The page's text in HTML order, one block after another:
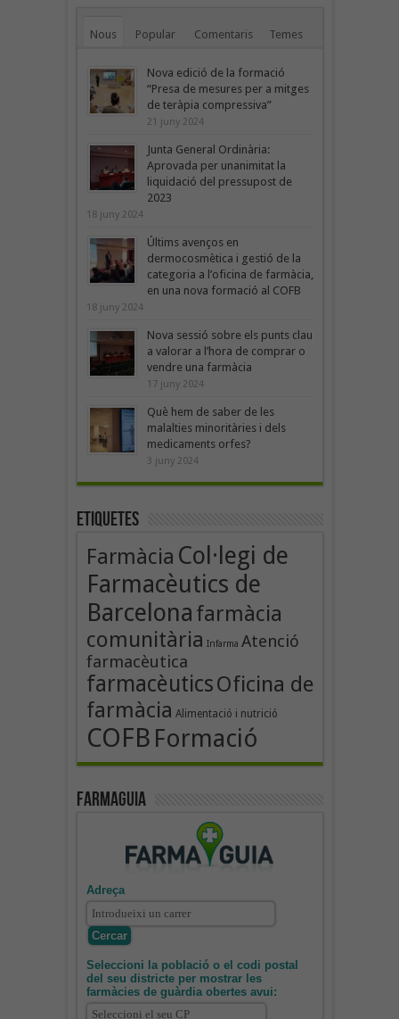
Nous Popular Comentaris Temes
Nova edició de la formació
“Presa de mesures per a mitges
de teràpia compressiva”
21 juny 2024
Junta General Ordinària:
Aprovada per unanimitat la
liquidació del pressupost de
2023
18 juny 2024
Últims avenços en
dermocosmètica i gestió de la
categoria a l’oficina de farmàcia,
en una nova formació al COFB
18 juny 2024
Nova sessió sobre els punts clau
a valorar a l’hora de comprar o
vendre una farmàcia
17 juny 2024
Què hem de saber de les
malalties minoritàries i dels
medicaments orfes?
3 juny 2024
Etiquetes
Farmàcia Col·legi de
Farmacèutics de
Barcelona farmàcia
comunitària Infarma Atenció
farmacèutica
farmacèuticsOficina de
farmàcia Alimentació i nutrició
COFB Formació
Farmaguia
Adreça
Seleccioni la població o el codi postal
del seu districte per mostrar les
farmàcies de guàrdia obertes avui: